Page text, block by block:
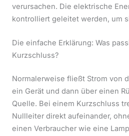
verursachen. Die elektrische
kontrolliert geleitet werden, um
Die einfache Erklärung: Was
Kurzschluss?
Normalerweise fließt Strom von
ein Gerät und dann über einen
Quelle. Bei einem Kurzschluss
Nullleiter direkt aufeinander,
einen Verbraucher wie eine